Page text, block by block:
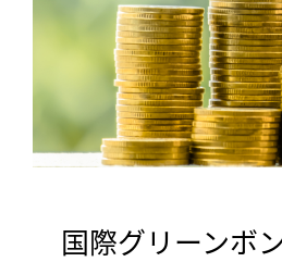
国際グリーンボ